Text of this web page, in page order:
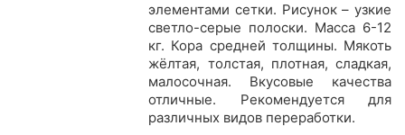
элементами сетки. Рисунок – узкие
светло-серые полоски. Масса 6-12
кг. Кора средней толщины. Мякоть
жёлтая, толстая, плотная, сладкая,
малосочная. Вкусовые качества
отличные. Рекомендуется для
различных видов переработки.